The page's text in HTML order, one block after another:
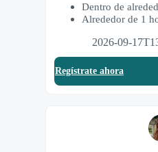
Dentro de
Alrededor de 1
2026-09-
Regístrate ahora